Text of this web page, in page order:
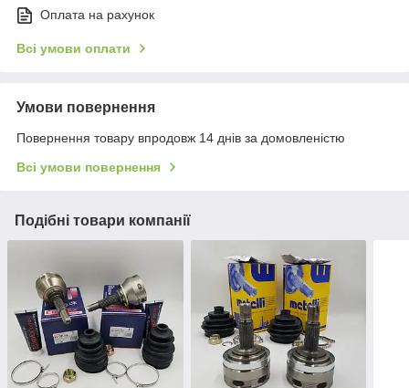
Оплата на рахунок
Всі умови оплати
Умови повернення
Повернення товару впродовж 14 днів за домовленістю
Всі умови повернення
Подібні товари компанії